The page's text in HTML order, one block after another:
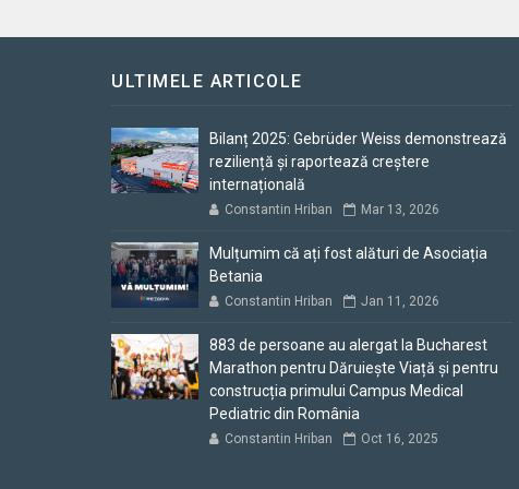
ULTIMELE ARTICOLE
Bilanț 2025: Gebrüder Weiss demonstrează
reziliență și raportează creștere
internațională
Constantin Hriban Mar 13, 2026
Mulțumim că ați fost alături de Asociația
Betania
Constantin Hriban Jan 11, 2026
883 de persoane au alergat la Bucharest
Marathon pentru Dăruiește Viață și pentru
construcția primului Campus Medical
Pediatric din România
Constantin Hriban Oct 16, 2025